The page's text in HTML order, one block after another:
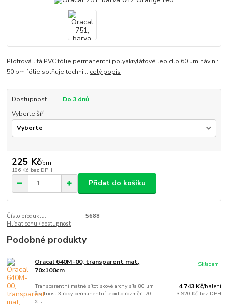
Plotrová litá PVC fólie permanentní polyakrylátové lepidlo 60 µm návin :
50 bm fólie splňuje techni... celý popis
Dostupnost
Do 3 dnů
Vyberte šíři
225 Kč/bm
186 Kč bez DPH
Přidat do košíku
Číslo produktu:
5688
Hlídat cenu / dostupnost
Podobné produkty
Oracal 640M-00, transparent mat,
70x100cm
Transparentní matné sítotiskové archy síla 80 µm
životnost 3 roky permanentní lepidlo rozměr: 70
x ...
4 743 Kč/balení
3 920 Kč bez DPH
Skladem